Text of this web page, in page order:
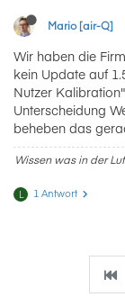
Mario [air-Q]
Wir haben die
kein Update auf
Nutzer
Unterscheidung
beheben das
Wissen was in der
L 1 Antwort